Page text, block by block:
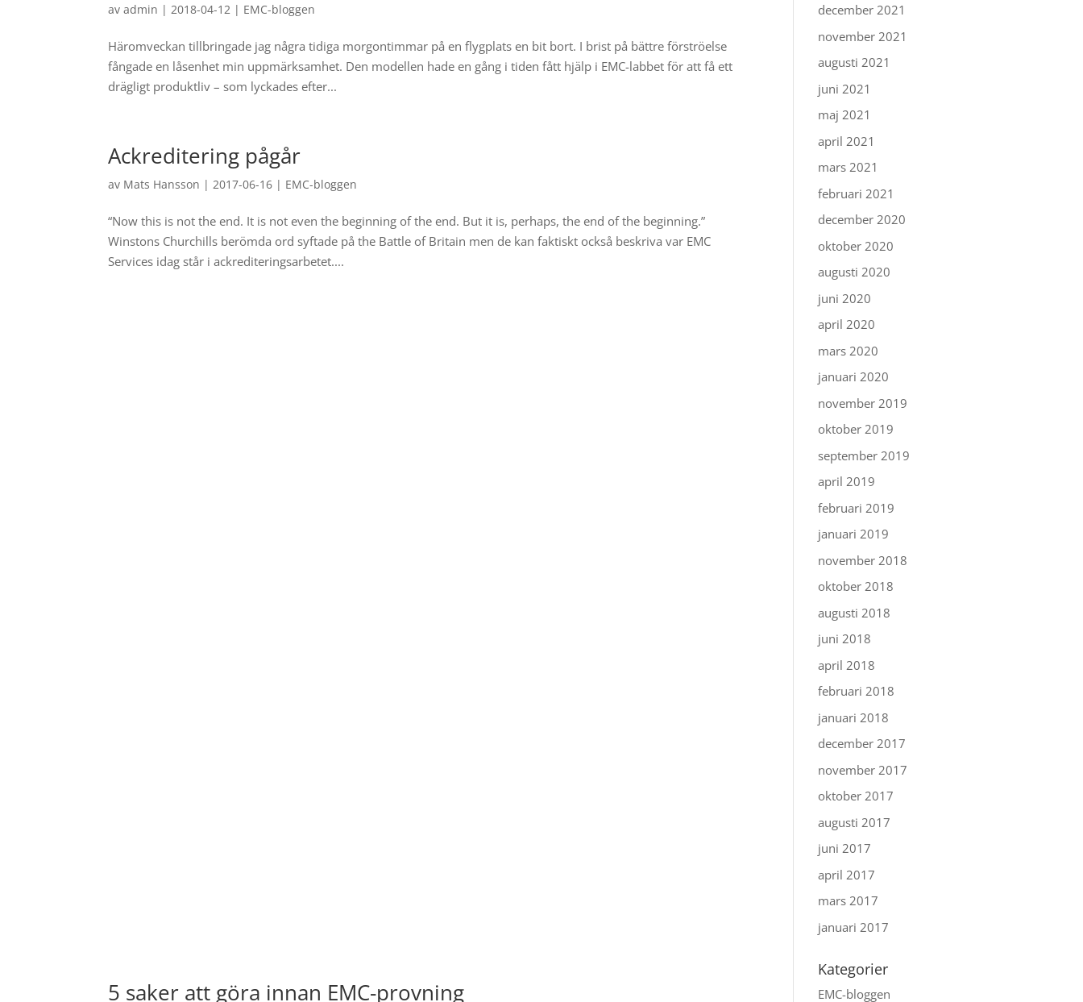
avadmin | 2018-04-12 | EMC-bloggen
Häromveckan tillbringade jag några tidiga morgontimmar på en flygplats en bit bort. I brist på bättre förströelse
fångade en låsenhet min uppmärksamhet. Den modellen hade en gång i tiden fått hjälp i EMC-labbet för att få ett
drägligt produktliv – som lyckades efter...
Ackreditering pågår
av Mats Hansson | 2017-06-16 | EMC-bloggen
“Now this is not the end. It is not even the beginning of the end. But it is, perhaps, the end of the beginning.”
Winstons Churchills berömda ord syftade på the Battle of Britain men de kan faktiskt också beskriva var EMC
Services idag står i ackrediteringsarbetet....
5 saker att göra innan EMC-provning
december 2021
november 2021
augusti 2021
juni 2021
maj 2021
april 2021
mars 2021
februari 2021
december 2020
oktober 2020
augusti 2020
juni 2020
april 2020
mars 2020
januari 2020
november 2019
oktober 2019
september 2019
april 2019
februari 2019
januari 2019
november 2018
oktober 2018
augusti 2018
juni 2018
april 2018
februari 2018
januari 2018
december 2017
november 2017
oktober 2017
augusti 2017
juni 2017
april 2017
mars 2017
januari 2017
Kategorier
EMC-bloggen